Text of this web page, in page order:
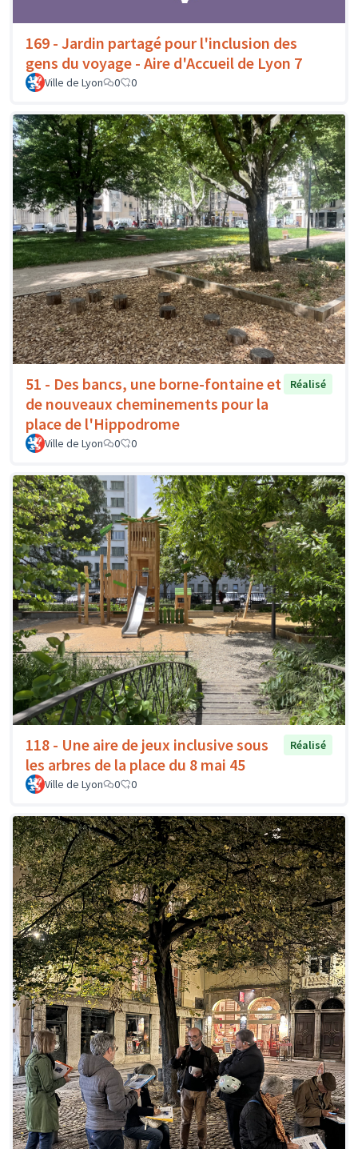
169 - Jardin partagé pour l'inclusion des
gens du voyage - Aire d'Accueil de Lyon 7
Ville de Lyon 0 0
51 - Des bancs, une borne-fontaine et
de nouveaux cheminements pour la
place de l'Hippodrome
Réalisé
Ville de Lyon 0 0
118 - Une aire de jeux inclusive sous
les arbres de la place du 8 mai 45
Réalisé
Ville de Lyon 0 0